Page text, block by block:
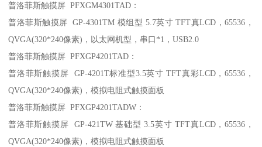
普洛菲斯触摸屏 PFXGM4301TAD：
普洛菲斯触摸屏 GP-4301TM 模组型 5.7英寸 TFT真LCD，65536，
QVGA(320*240像素)，以太网机型，串口*1，USB2.0
普洛菲斯触摸屏 PFXGP4201TAD：
普洛菲斯触摸屏 GP-4201T标准型3.5英寸 TFT真彩LCD，65536，
QVGA(320*240像素)，模拟电阻式触摸面板
普洛菲斯触摸屏 PFXGP4201TADW：
普洛菲斯触摸屏 GP-421TW 基础型 3.5英寸 TFT真LCD，65536，
QVGA(320*240像素)，模拟电阻式触摸面板